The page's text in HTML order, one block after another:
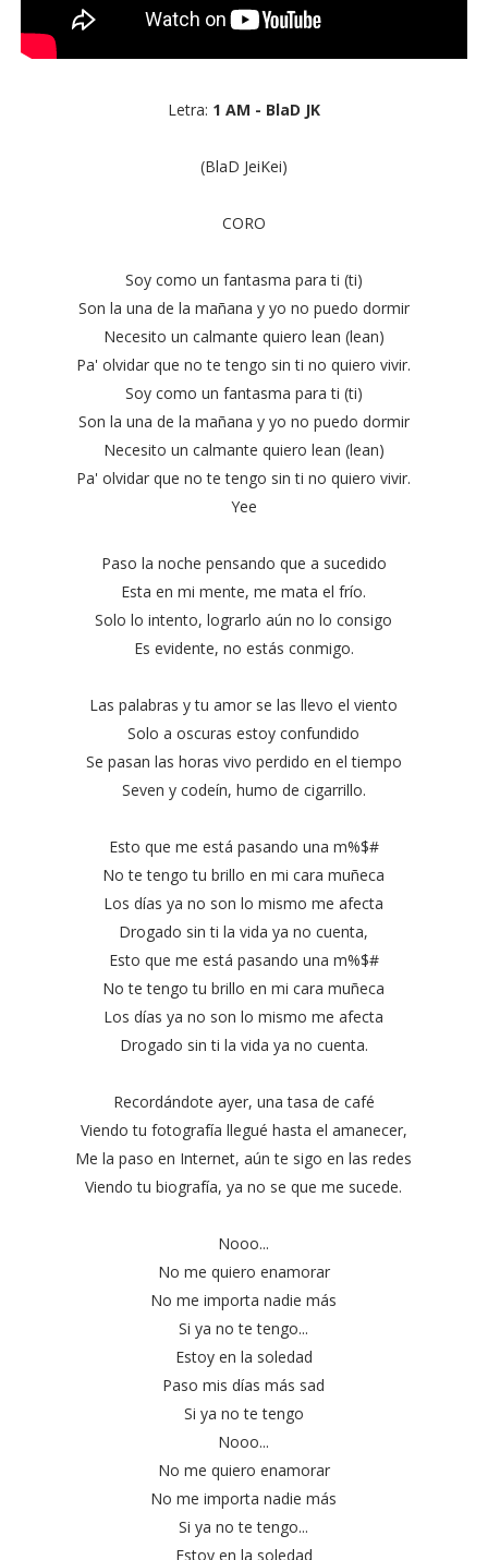
Letra: 1 AM - BlaD JK
(BlaD JeiKei)
CORO
Soy como un fantasma para ti (ti)
Son la una de la mañana y yo no puedo dormir
Necesito un calmante quiero lean (lean)
Pa' olvidar que no te tengo sin ti no quiero vivir.
Soy como un fantasma para ti (ti)
Son la una de la mañana y yo no puedo dormir
Necesito un calmante quiero lean (lean)
Pa' olvidar que no te tengo sin ti no quiero vivir.
Yee
Paso la noche pensando que a sucedido
Esta en mi mente, me mata el frío.
Solo lo intento, lograrlo aún no lo consigo
Es evidente, no estás conmigo.
Las palabras y tu amor se las llevo el viento
Solo a oscuras estoy confundido
Se pasan las horas vivo perdido en el tiempo
Seven y codeín, humo de cigarrillo.
Esto que me está pasando una m%$#
No te tengo tu brillo en mi cara muñeca
Los días ya no son lo mismo me afecta
Drogado sin ti la vida ya no cuenta,
Esto que me está pasando una m%$#
No te tengo tu brillo en mi cara muñeca
Los días ya no son lo mismo me afecta
Drogado sin ti la vida ya no cuenta.
Recordándote ayer, una tasa de café
Viendo tu fotografía llegué hasta el amanecer,
Me la paso en Internet, aún te sigo en las redes
Viendo tu biografía, ya no se que me sucede.
Nooo...
No me quiero enamorar
No me importa nadie más
Si ya no te tengo...
Estoy en la soledad
Paso mis días más sad
Si ya no te tengo
Nooo...
No me quiero enamorar
No me importa nadie más
Si ya no te tengo...
Estoy en la soledad